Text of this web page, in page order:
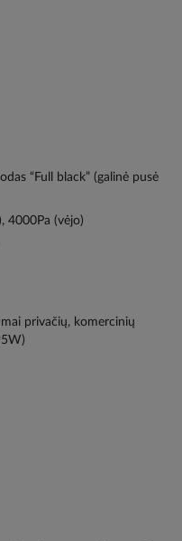
“Full black” (galinė pusė
4000Pa (vėjo)
privačių, komercinių